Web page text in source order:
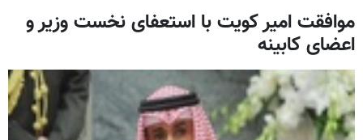
موافقت امیر کویت با استعفای نخست وزیر و
اعضای کابینه